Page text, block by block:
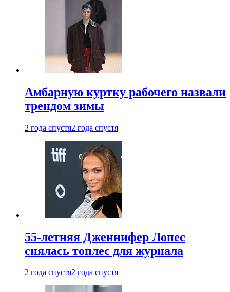
Амбарную куртку рабочего назвали
трендом зимы
2 года спустя2 года спустя
55-летняя Дженнифер Лопес
снялась топлес для журнала
2 года спустя2 года спустя